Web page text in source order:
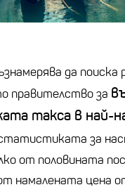
да поиска
правителство за
такса в най-
за
от половината
намалената цена